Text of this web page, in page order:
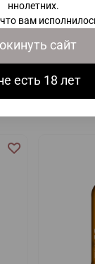
Old,
арт.4552
Виски
0,7 л
10 970 ₽
В
ннолетних.
вам
сайт
есть 18 лет